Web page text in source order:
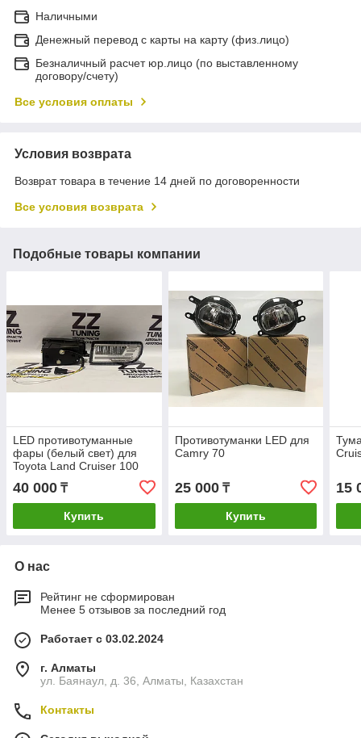
Наличными
Денежный перевод с карты на карту (физ.лицо)
Безналичный расчет юр.лицо (по выставленному
договору/счету)
Все условия оплаты
Условия возврата
Возврат товара в течение 14 дней по договоренности
Все условия возврата
Подобные товары компании
LED противотуманные
фары (белый свет) для
Toyota Land Cruiser 100
40 000 ₸
Купить
Противотуманки LED для
Camry 70
25 000₸
Купить
15
О нас
Рейтинг не сформирован
Менее 5 отзывов за последний год
Работает с 03.02.2024
г. Алматы
ул. Баянаул, д. 36, Алматы, Казахстан
Контакты